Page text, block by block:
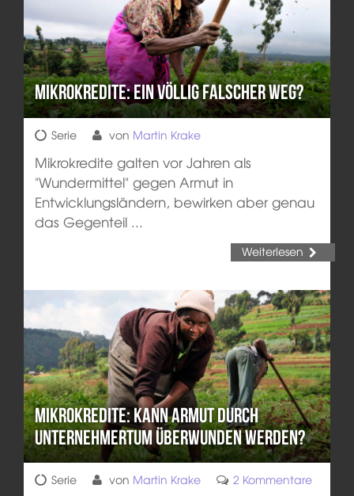
Mikrokredite: Ein völlig falscher Weg?
Serie von Martin Krake
Mikrokredite galten vor Jahren als
"Wundermittel" gegen Armut in
Entwicklungsländern, bewirken aber genau
das Gegenteil ...
Weiterlesen
Mikrokredite: Kann Armut durch
Unternehmertum überwunden werden?
Serie von Martin Krake 2 Kommentare